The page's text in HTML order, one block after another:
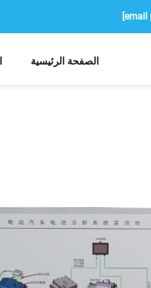
الصفحة الرئيسية